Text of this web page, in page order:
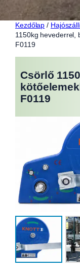
Kezdőlap /
1150kg hevederrel,
F0119
Csörlő
F0119